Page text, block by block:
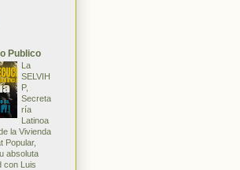
Publico
La
SELVIH
P,
Secreta
ría
Latinoa
la Vivienda
Popular,
absoluta
con Luis